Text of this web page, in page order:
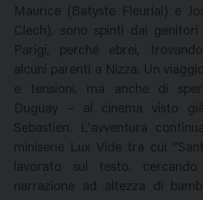
Maurice (Batyste Fleurial) e
Clech), sono spinti dai genitori
Parigi, perché ebrei,
alcuni parenti a Nizza. Un
e tensioni, ma anche di
Duguay – al cinema visto
Sebastien. L’avventura
miniserie Lux Vide tra cui
lavorato sul testo,
narrazione ad altezza di